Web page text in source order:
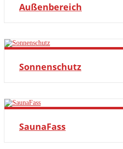
Außenbereich
Sonnenschutz
SaunaFass